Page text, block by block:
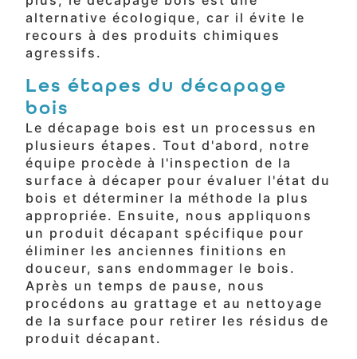
alternative écologique, car il évite le
recours à des produits chimiques
agressifs.
Les étapes du décapage
bois
Le décapage bois est un processus en
plusieurs étapes. Tout d'abord, notre
équipe procède à l'inspection de la
surface à décaper pour évaluer l'état du
bois et déterminer la méthode la plus
appropriée. Ensuite, nous appliquons
un produit décapant spécifique pour
éliminer les anciennes finitions en
douceur, sans endommager le bois.
Après un temps de pause, nous
procédons au grattage et au nettoyage
de la surface pour retirer les résidus de
produit décapant.